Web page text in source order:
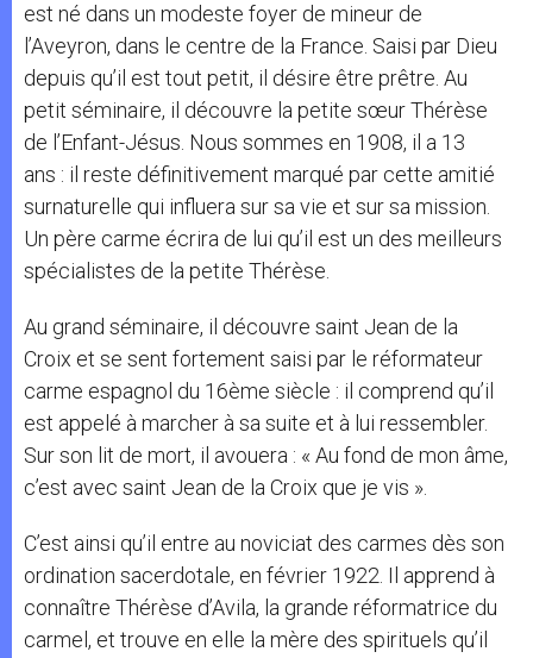
est né dans un modeste foyer de mineur de
l’Aveyron, dans le centre de la France. Saisi par Dieu
depuis qu’il est tout petit, il désire être prêtre. Au
petit séminaire, il découvre la petite sœur Thérèse
de l’Enfant-Jésus. Nous sommes en 1908, il a 13
ans : il reste définitivement marqué par cette amitié
surnaturelle qui influera sur sa vie et sur sa mission.
Un père carme écrira de lui qu’il est un des meilleurs
spécialistes de la petite Thérèse.
Au grand séminaire, il découvre saint Jean de la
Croix et se sent fortement saisi par le réformateur
carme espagnol du 16ème siècle : il comprend qu’il
est appelé à marcher à sa suite et à lui ressembler.
Sur son lit de mort, il avouera : « Au fond de mon âme,
c’est avec saint Jean de la Croix que je vis ».
C’est ainsi qu’il entre au noviciat des carmes dès son
ordination sacerdotale, en février 1922. Il apprend à
connaître Thérèse d’Avila, la grande réformatrice du
carmel, et trouve en elle la mère des spirituels qu’il